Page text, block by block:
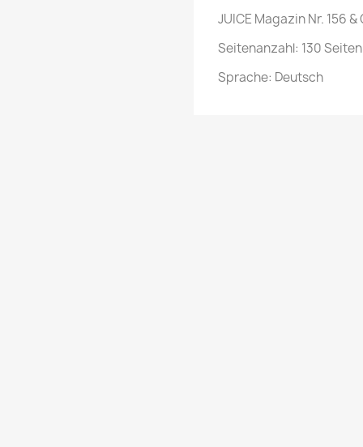
JUICE Magazin Nr. 156
Seitenanzahl: 130 Seiten
Sprache: Deutsch